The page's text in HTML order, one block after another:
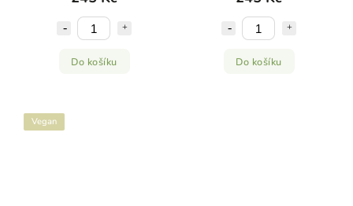
Do košíku Do košíku
Vegan